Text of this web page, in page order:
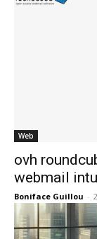
Web
ovh
webmail
Boniface Guillou -